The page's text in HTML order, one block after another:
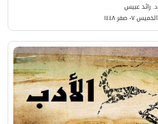
د. رائد عبيس
الخميس ٠٧ صفر ١٤٤٨